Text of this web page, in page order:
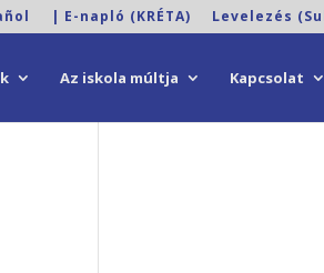
| E-napló (KRÉTA) Levelezés
Az iskola múltja Kapcsolat